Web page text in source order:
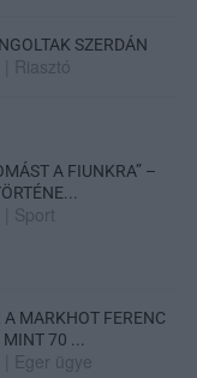
SZERDÁN
Riasztó
A FIUNKRA” –
Sport
MARKHOT FERENC
70 ...
Eger ügye